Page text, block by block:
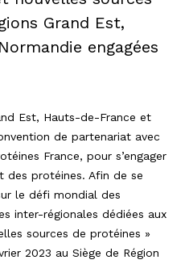
Grand Est,
engagées
Est, Hauts-de-France et
de partenariat avec
France, pour s’engager
protéines. Afin de se
le défi mondial des
inter-régionales dédiées aux
sources de protéines »
2023 au Siège de Région